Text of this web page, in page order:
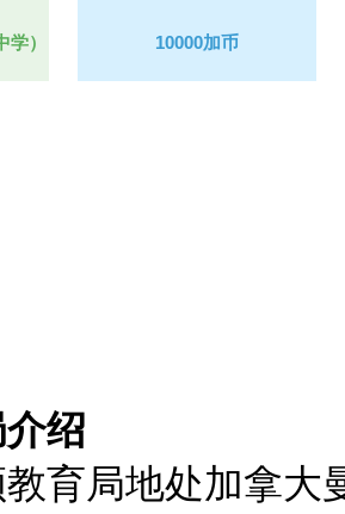
） 10000加币
绍
局地处加拿大